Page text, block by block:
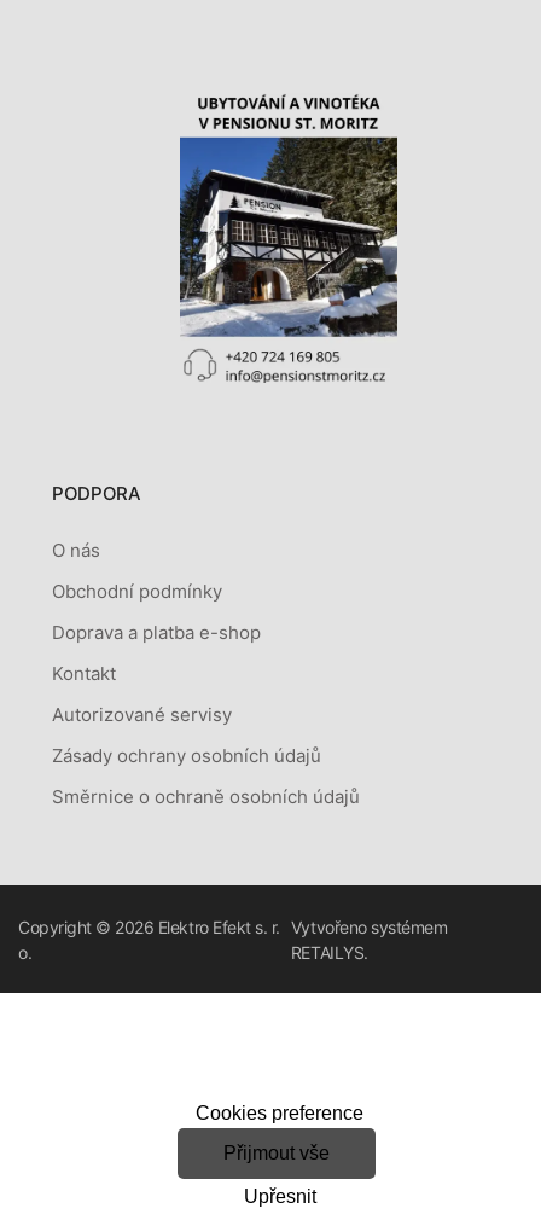
PODPORA
O nás
Obchodní podmínky
Doprava a platba e-shop
Kontakt
Autorizované servisy
Zásady ochrany osobních údajů
Směrnice o ochraně osobních údajů
Copyright © 2026 Elektro Efekt s. r.
o.
Vytvořeno systémem
RETAILYS.
Cookies preference
Přijmout vše
Upřesnit